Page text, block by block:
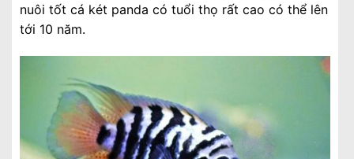
nuôi tốt cá két panda có tuổi thọ rất cao có thể lên
tới 10 năm.